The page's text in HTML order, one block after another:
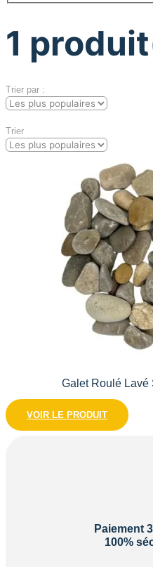
1
Trier par :
Trier
Galet Roulé Lavé
VOIR LE PRODUIT
Paiement
100%